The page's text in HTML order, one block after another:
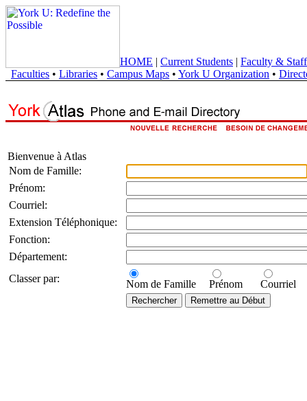
HOME | Current Students | Faculty & Staff
Faculties • Libraries • Campus Maps • York U Organization •
Bienvenue à Atlas
Nom de Famille:
Prénom:
Courriel:
Extension Téléphonique:
Fonction:
Département:
Classer par:
Nom de Famille Prénom Courriel